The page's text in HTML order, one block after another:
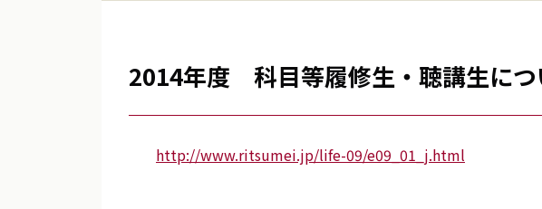
2014年度 科目等履修生・聴講生につ
http://www.ritsumei.jp/life-09/e09_01_j.html